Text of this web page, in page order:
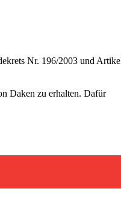
Nr. 196/2003 und
Daken zu erhalten. Dafür